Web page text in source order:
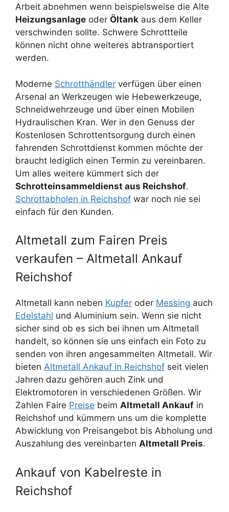
Arbeit abnehmen wenn beispielsweise die Alte
Heizungsanlage oder Öltank aus dem Keller
verschwinden sollte. Schwere Schrottteile
können nicht ohne weiteres abtransportiert
werden.
Moderne Schrotthändler verfügen über einen
Arsenal an Werkzeugen wie Hebewerkzeuge,
Schneidwehrzeuge und über einen Mobilen
Hydraulischen Kran. Wer in den Genuss der
Kostenlosen Schrottentsorgung durch einen
fahrenden Schrottdienst kommen möchte der
braucht lediglich einen Termin zu vereinbaren.
Um alles weitere kümmert sich der
Schrotteinsammeldienst aus Reichshof.
Schrottabholen in Reichshof war noch nie sei
einfach für den Kunden.
Altmetall zum Fairen Preis
verkaufen – Altmetall Ankauf
Reichshof
Altmetall kann neben Kupfer oder Messing auch
Edelstahl und Aluminium sein. Wenn sie nicht
sicher sind ob es sich bei ihnen um Altmetall
handelt, so können sie uns einfach ein Foto zu
senden von ihren angesammelten Altmetall. Wir
bieten Altmetall Ankauf in Reichshof seit vielen
Jahren dazu gehören auch Zink und
Elektromotoren in verschiedenen Größen. Wir
Zahlen Faire Preise beim Altmetall Ankauf in
Reichshof und kümmern uns um die komplette
Abwicklung von Preisangebot bis Abholung und
Auszahlung des vereinbarten Altmetall Preis.
Ankauf von Kabelreste in
Reichshof